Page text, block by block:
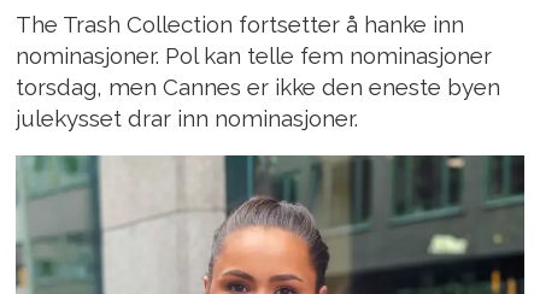
The Trash Collection fortsetter å hanke inn
nominasjoner. Pol kan telle fem nominasjoner
torsdag, men Cannes er ikke den eneste byen
julekysset drar inn nominasjoner.